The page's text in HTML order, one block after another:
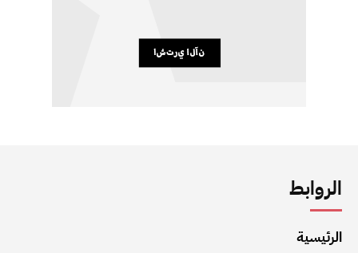
الروابط
الرئيسية